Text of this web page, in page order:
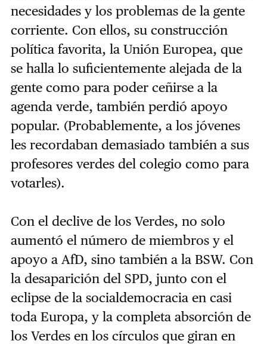
necesidades y los problemas de la gente
corriente. Con ellos, su construcción
política favorita, la Unión Europea, que
se halla lo suficientemente alejada de la
gente como para poder ceñirse a la
agenda verde, también perdió apoyo
popular. (Probablemente, a los jóvenes
les recordaban demasiado también a sus
profesores verdes del colegio como para
votarles).
Con el declive de los Verdes, no solo
aumentó el número de miembros y el
apoyo a AfD, sino también a la BSW. Con
la desaparición del SPD, junto con el
eclipse de la socialdemocracia en casi
toda Europa, y la completa absorción de
los Verdes en los círculos que giran en